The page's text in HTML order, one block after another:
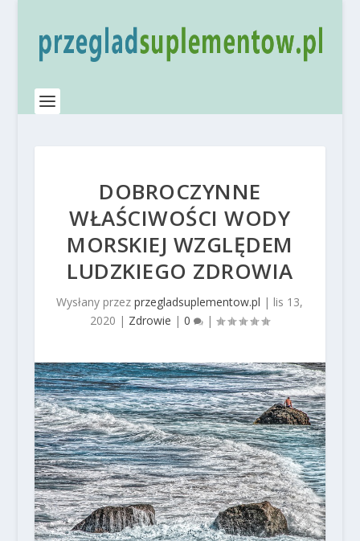
DOBROCZYNNE
WŁAŚCIWOŚCI WODY
MORSKIEJ WZGLĘDEM
LUDZKIEGO ZDROWIA
Wysłany przezprzegladsuplementow.pl | lis 13,
2020 | Zdrowie |0 |